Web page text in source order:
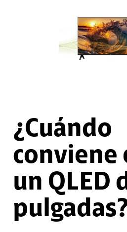
¿Cuándo
conviene
un QLED